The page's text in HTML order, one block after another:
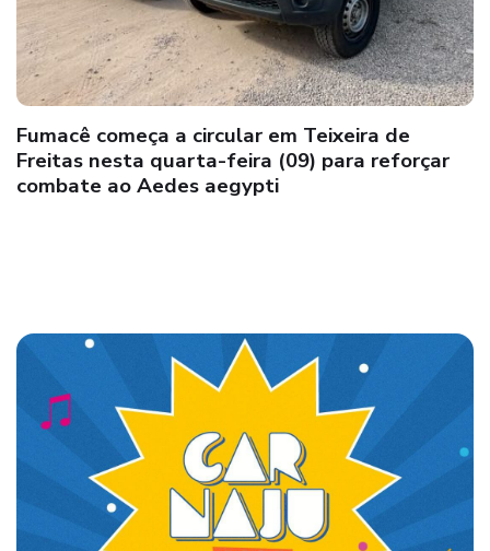
Brasil deverá ter centro para enfrentamento
de emergências em saúde